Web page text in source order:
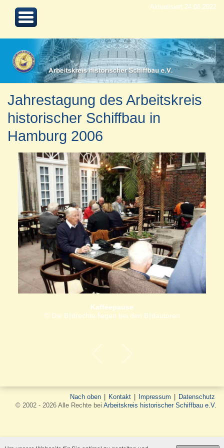
Aktualisiert 24.08.2022
Jahrestagung des Arbeitskreis
historischer Schiffbau in
Hamburg 2006
Kaffeepause
© Die Bildrechte liegen bei den Bildautoren
Nach oben Kontakt Impressum
Datenschutz
© 2002 - 2026 Alle Rechte bei Arbeitskreis historischer Schiffbau e.V.